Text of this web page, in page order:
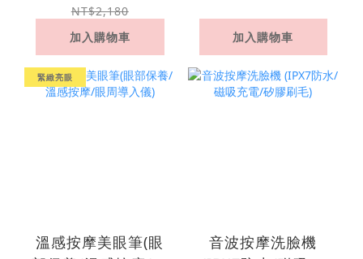
然風/香薰擴散)
NT$2,180
加入購物車
加入購物車
緊緻亮眼
溫感按摩美眼筆(眼
音波按摩洗臉機